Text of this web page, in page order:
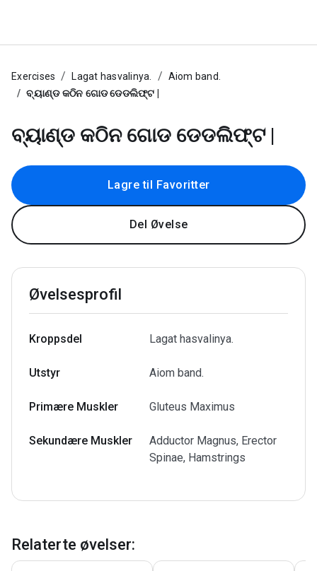
Exercises Lagat hasvalinya.
Aiom band.
ବ୍ୟାଣ୍ଡ କଠିନ ଗୋଡ ଡେଡଲିଫ୍ଟ |
ବ୍ୟାଣ୍ଡ କଠିନ ଗୋଡ ଡେଡଲିଫ୍ଟ |
Lagre til Favoritter
Del Øvelse
Øvelsesprofil
Kroppsdel Lagat hasvalinya.
Utstyr Aiom band.
Primære Muskler Gluteus Maximus
Sekundære Muskler
Adductor Magnus, Erector
Spinae, Hamstrings
Relaterte øvelser: